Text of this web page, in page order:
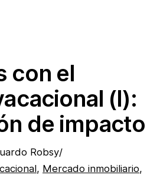
con el
(I):
de impacto
Robsy/
, Mercado inmobiliario